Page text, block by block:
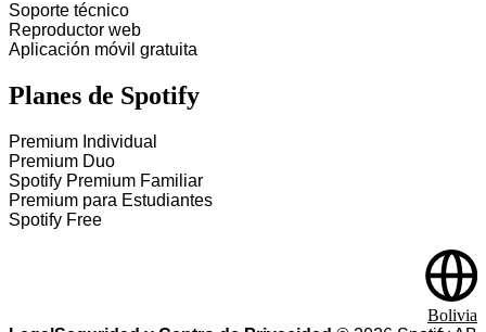
Soporte técnico
Reproductor web
Aplicación móvil gratuita
Planes de Spotify
Premium Individual
Premium Duo
Spotify Premium Familiar
Premium para Estudiantes
Spotify Free
Bolivia